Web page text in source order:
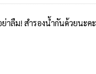
ย่าลืม! สำรองน้ำกันด้วยนะคะ